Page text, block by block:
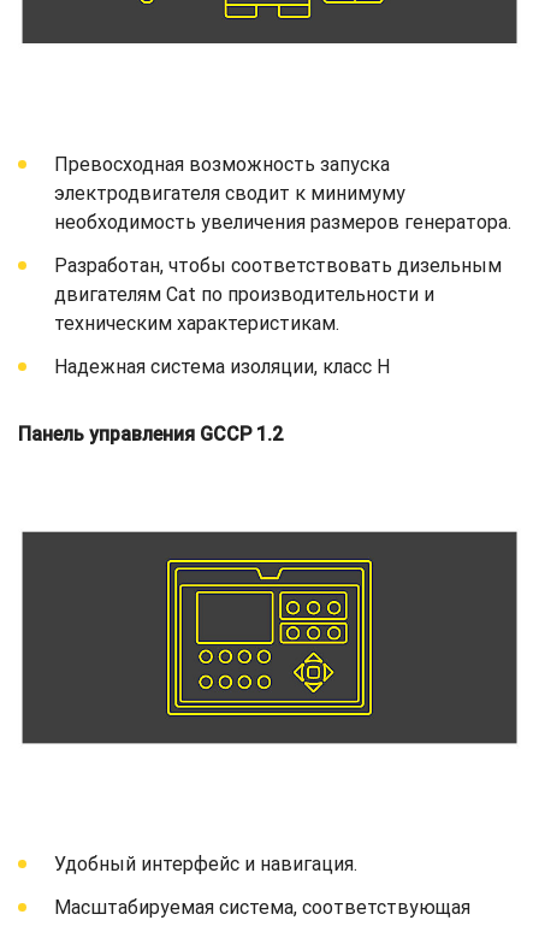
Превосходная возможность запуска
электродвигателя сводит к минимуму
необходимость увеличения размеров генератора.
Разработан, чтобы соответствовать дизельным
двигателям Cat по производительности и
техническим характеристикам.
Надежная система изоляции, класс H
Панель управления GCCP 1.2
Удобный интерфейс и навигация.
Масштабируемая система, соответствующая